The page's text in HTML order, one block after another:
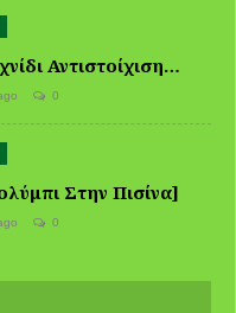
Αντιστοίχιση…
0
Στην Πισίνα]
0